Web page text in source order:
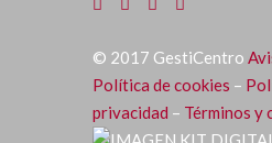
© 2017 GestiCentro
Política de cookies –
privacidad – Términos y